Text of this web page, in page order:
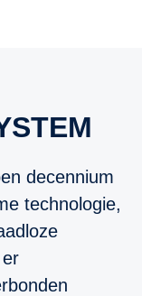
decennium
technologie,